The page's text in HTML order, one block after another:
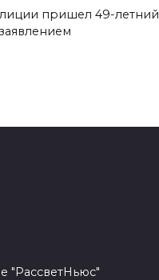
пришел 49-летний
"РассветНьюс"